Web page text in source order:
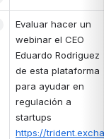
Evaluar hacer un
webinar el CEO
Eduardo Rodriguez
de esta plataforma
para ayudar en
regulación a
startups
https://trident.excha